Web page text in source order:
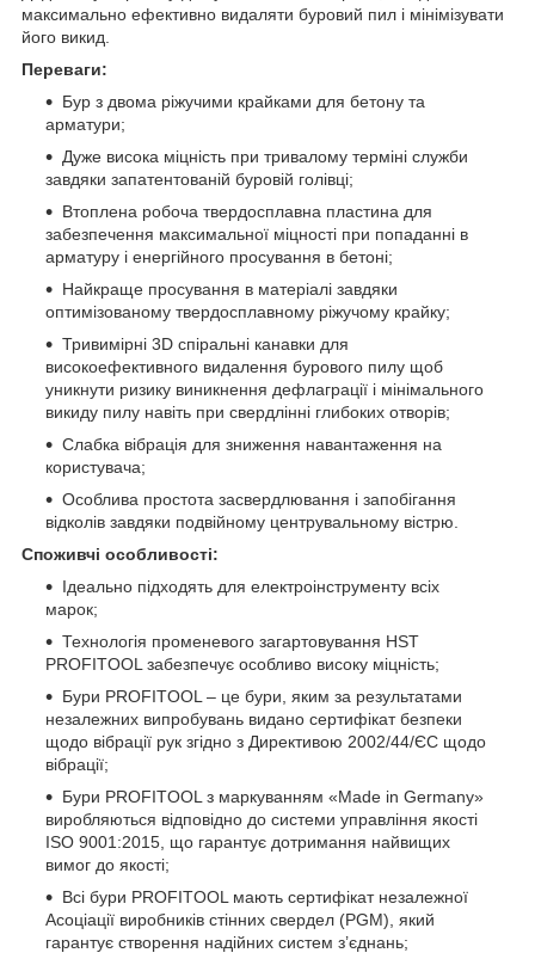
максимально ефективно видаляти буровий пил і мінімізувати
його викид.
Переваги:
Бур з двома ріжучими крайками для бетону та
арматури;
Дуже висока міцність при тривалому терміні служби
завдяки запатентованій буровій голівці;
Втоплена робоча твердосплавна пластина для
забезпечення максимальної міцності при попаданні в
арматуру і енергійного просування в бетоні;
Найкраще просування в матеріалі завдяки
оптимізованому твердосплавному ріжучому крайку;
Тривимірні 3D спіральні канавки для
високоефективного видалення бурового пилу щоб
уникнути ризику виникнення дефлаграції і мінімального
викиду пилу навіть при свердлінні глибоких отворів;
Слабка вібрація для зниження навантаження на
користувача;
Особлива простота засвердлювання і запобігання
відколів завдяки подвійному центрувальному вістрю.
Споживчі особливості:
Ідеально підходять для електроінструменту всіх
марок;
Технологія променевого загартовування HST
PROFITOOL забезпечує особливо високу міцність;
Бури PROFITOOL – це бури, яким за результатами
незалежних випробувань видано сертифікат безпеки
щодо вібрації рук згідно з Директивою 2002/44/ЄС щодо
вібрації;
Бури PROFITOOL з маркуванням «Made in Germany»
виробляються відповідно до системи управління якості
ISO 9001:2015, що гарантує дотримання найвищих
вимог до якості;
Всі бури PROFITOOL мають сертифікат незалежної
Асоціації виробників стінних свердел (PGM), який
гарантує створення надійних систем з’єднань;